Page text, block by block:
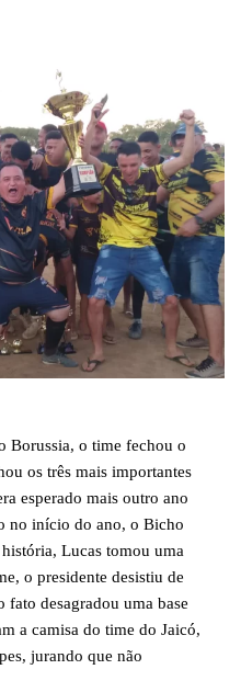
Borussia, o time fechou o
os três mais importantes
esperado mais outro ano
no início do ano, o Bicho
Lucas tomou uma
o presidente desistiu de
desagradou uma base
a camisa do time do Jaicó,
jurando que não